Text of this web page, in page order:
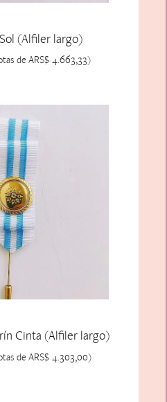
(Alfiler largo)
de ARS$4.663,33)
Cinta (Alfiler largo)
de ARS$4.303,00)